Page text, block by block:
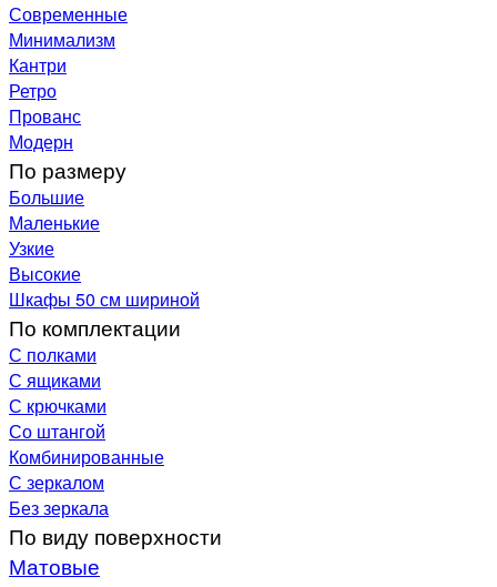
Современные
Минимализм
Кантри
Ретро
Прованс
Модерн
По размеру
Большие
Маленькие
Узкие
Высокие
Шкафы 50 см шириной
По комплектации
С полками
С ящиками
С крючками
Со штангой
Комбинированные
С зеркалом
Без зеркала
По виду поверхности
Матовые